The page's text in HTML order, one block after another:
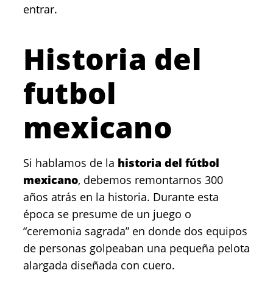
entrar.
Historia del
futbol
mexicano
Si hablamos de la historia del fútbol
mexicano, debemos remontarnos 300
años atrás en la historia. Durante esta
época se presume de un juego o
“ceremonia sagrada” en donde dos equipos
de personas golpeaban una pequeña pelota
alargada diseñada con cuero.